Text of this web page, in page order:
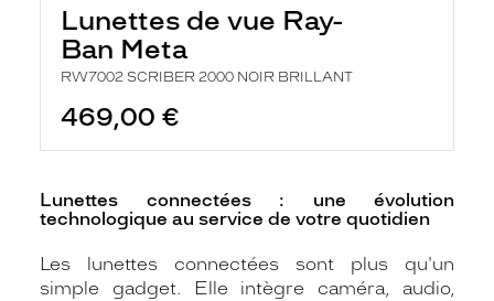
Lunettes de vue Ray-
Ban Meta
RW7002 SCRIBER 2000 NOIR BRILLANT
469,00 €
Lunettes connectées : une évolution
technologique au service de votre quotidien
Les lunettes connectées sont plus qu'un
simple gadget. Elle intègre caméra, audio,